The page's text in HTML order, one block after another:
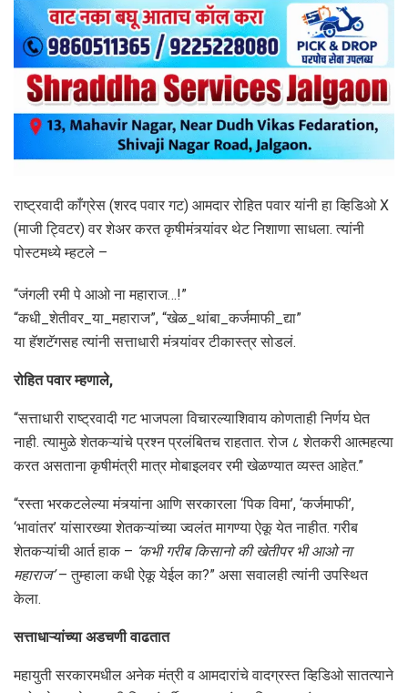
राष्ट्रवादी काँग्रेस (शरद पवार गट) आमदार रोहित पवार यांनी हा व्हिडिओ X
(माजी ट्विटर) वर शेअर करत कृषीमंत्र्यांवर थेट निशाणा साधला. त्यांनी
पोस्टमध्ये म्हटले –
“जंगली रमी पे आओ ना महाराज…!”
“कधी_शेतीवर_या_महाराज”, “खेळ_थांबा_कर्जमाफी_द्या”
या हॅशटॅगसह त्यांनी सत्ताधारी मंत्र्यांवर टीकास्त्र सोडलं.
रोहित पवार म्हणाले,
“सत्ताधारी राष्ट्रवादी गट भाजपला विचारल्याशिवाय कोणताही निर्णय घेत
नाही. त्यामुळे शेतकऱ्यांचे प्रश्न प्रलंबितच राहतात. रोज ८ शेतकरी आत्महत्या
करत असताना कृषीमंत्री मात्र मोबाइलवर रमी खेळण्यात व्यस्त आहेत.”
“रस्ता भरकटलेल्या मंत्र्यांना आणि सरकारला ‘पिक विमा’, ‘कर्जमाफी’,
‘भावांतर’ यांसारख्या शेतकऱ्यांच्या ज्वलंत मागण्या ऐकू येत नाहीत. गरीब
शेतकऱ्यांची आर्त हाक – कभी गरीब किसानो की खेतीपर भी आओ ना
महाराज’– तुम्हाला कधी ऐकू येईल का?” असा सवालही त्यांनी उपस्थित
केला.
सत्ताधाऱ्यांच्या अडचणी वाढतात
महायुती सरकारमधील अनेक मंत्री व आमदारांचे वादग्रस्त व्हिडिओ सातत्याने